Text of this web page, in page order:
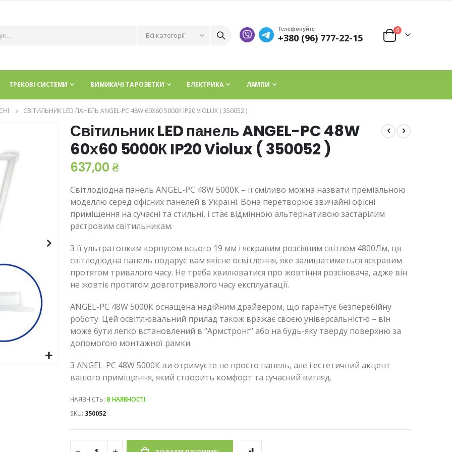
Телефонуйте
+380 (96) 777-22-15 Cart
0елементи
ТРЕКОВІ СИСТЕМИ ВИМИКАЧІ ТА РОЗЕТКИ ЕЛЕКТРИКА ЛАМПИ
СВІТИЛЬНИК LED ПАНЕЛЬ ANGEL-PC 48W 60Х60 5000К IP20 VIOLUX​ ( 350052 )
Світильник LED панель ANGEL-PC 48W
60х60 5000К IP20 Violux​ ( 350052 )
637,00 ₴
Світлодіодна панель ANGEL-PC 48W 5000К – її сміливо можна назвати преміальною
моделлю серед офісних панелей в Україні. Вона перетворює звичайні офісні
приміщення на сучасні та стильні, і стає відмінною альтернативою застарілим
растровим світильникам.
З її ультратонким корпусом всього 19 мм і яскравим розсіяним світлом 4800Лм, ця
світлодіодна панель подарує вам якісне освітлення, яке залишатиметься яскравим
протягом тривалого часу. Не треба хвилюватися про жовтіння розсіювача, адже він
не жовтіє протягом довготривалого часу експлуатації.
ANGEL-PC 48W 5000К оснащена надійним драйвером, що гарантує безперебійну
роботу. Цей освітлювальний прилад також вражає своєю універсальністю – він
може бути легко встановлений в “Армстронг” або на будь-яку тверду поверхню за
допомогою монтажної рамки.
З ANGEL-PC 48W 5000К ви отримуєте не просто панель, але і естетичний акцент
вашого приміщення, який створить комфорт та сучасний вигляд.
НАЯВНІСТЬ: В НАЯВНОСТІ
SKU 350052